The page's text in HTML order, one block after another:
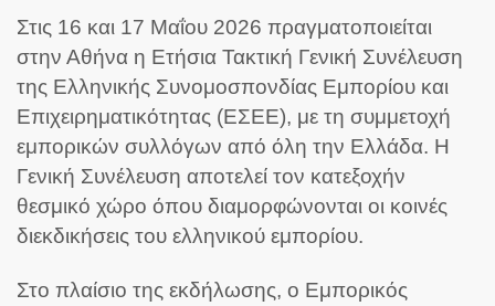
Στις 16 και 17 Μαΐου 2026 πραγματοποιείται
στην Αθήνα η Ετήσια Τακτική Γενική Συνέλευση
της Ελληνικής Συνομοσπονδίας Εμπορίου και
Επιχειρηματικότητας (ΕΣΕΕ), με τη συμμετοχή
εμπορικών συλλόγων από όλη την Ελλάδα. Η
Γενική Συνέλευση αποτελεί τον κατεξοχήν
θεσμικό χώρο όπου διαμορφώνονται οι κοινές
διεκδικήσεις του ελληνικού εμπορίου.
Στο πλαίσιο της εκδήλωσης, ο Εμπορικός